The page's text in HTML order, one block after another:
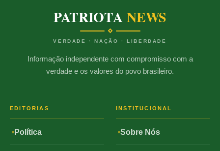
PATRIOTANEWS
VERDADE · NAÇÃO · LIBERDADE
Informação independente com compromisso com a
verdade e os valores do povo brasileiro.
EDITORIAS
Política
INSTITUCIONAL
Sobre Nós